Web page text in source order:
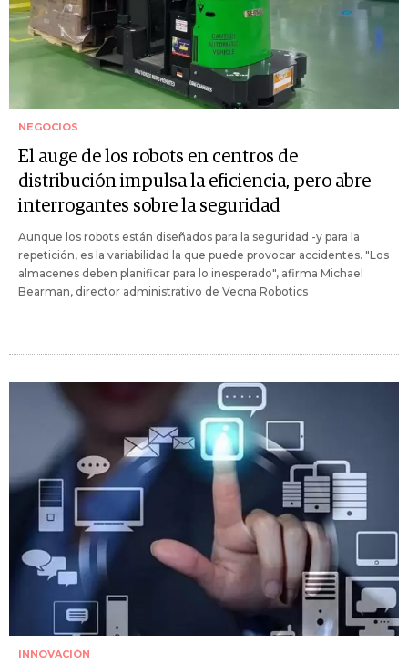
NEGOCIOS
El auge de los robots en centros de
distribución impulsa la eficiencia, pero abre
interrogantes sobre la seguridad
Aunque los robots están diseñados para la seguridad -y para la
repetición, es la variabilidad la que puede provocar accidentes. "Los
almacenes deben planificar para lo inesperado", afirma Michael
Bearman, director administrativo de Vecna Robotics
INNOVACIÓN